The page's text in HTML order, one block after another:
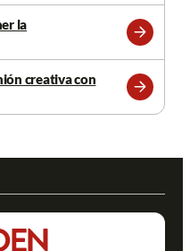
más
la
Leer
más
creativa con
Leer
más